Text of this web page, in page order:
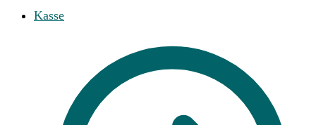
Kasse